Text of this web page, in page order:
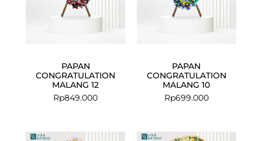
PAPAN
CONGRATULATION
MALANG 12
Rp849.000
PAPAN
CONGRATULATION
MALANG 10
Rp699.000